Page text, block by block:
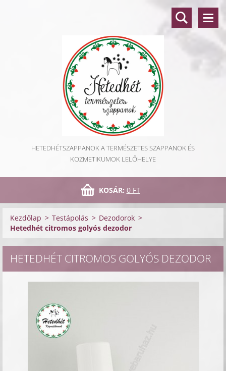
HETEDHÉTSZAPPANOK A TERMÉSZETES SZAPPANOK ÉS
KOZMETIKUMOK LELŐHELYE
KOSÁR: 0 FT
Kezdőlap > Testápolás > Dezodorok >
Hetedhét citromos golyós dezodor
HETEDHÉT CITROMOS GOLYÓS DEZODOR